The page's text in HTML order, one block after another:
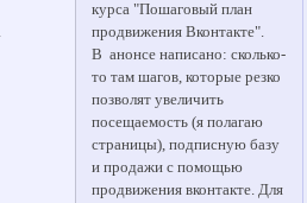
курса "Пошаговый план
продвижения Вконтакте".
В анонсе написано: сколько-
то там шагов, которые резко
позволят увеличить
посещаемость (я полагаю
страницы), подписную базу
и продажи с помощью
продвижения вконтакте. Для